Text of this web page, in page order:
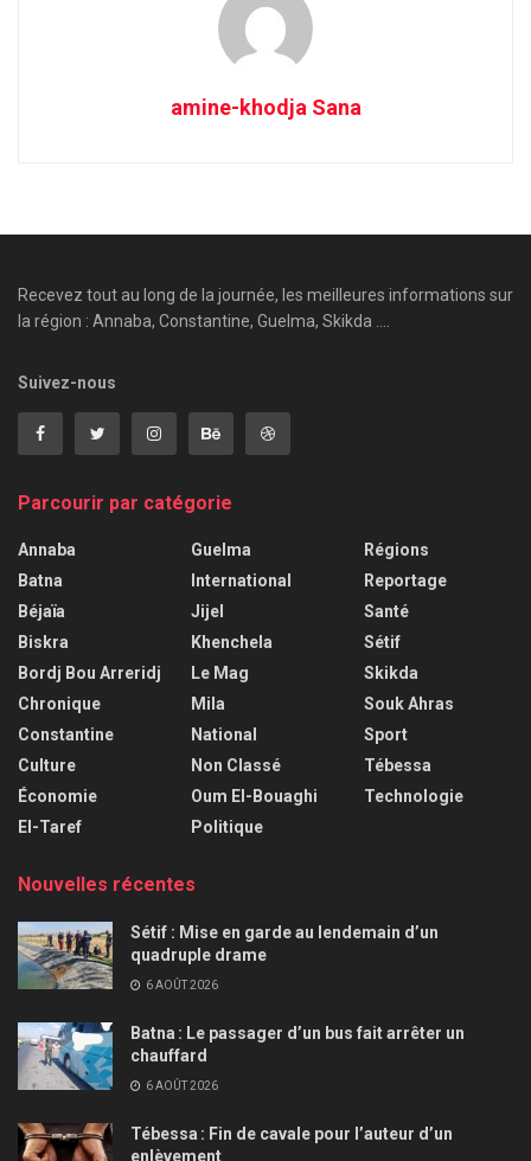
amine-khodja Sana
Recevez tout au long de la journée, les meilleures informations sur
la région : Annaba, Constantine, Guelma, Skikda ....
Suivez-nous
Parcourir par catégorie
Annaba
Batna
Béjaïa
Biskra
Bordj Bou Arreridj
Chronique
Constantine
Culture
Économie
El-Taref
Guelma
International
Jijel
Khenchela
Le Mag
Mila
National
Non Classé
Oum El-Bouaghi
Politique
Régions
Reportage
Santé
Sétif
Skikda
Souk Ahras
Sport
Tébessa
Technologie
Nouvelles récentes
Sétif : Mise en garde au lendemain d’un
quadruple drame
6 AOÛT 2026
Batna : Le passager d’un bus fait arrêter un
chauffard
6 AOÛT 2026
Tébessa : Fin de cavale pour l’auteur d’un
enlèvement